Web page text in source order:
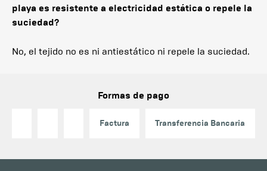
playa es resistente a electricidad estática o repele la
suciedad?
No, el tejido no es ni antiestático ni repele la suciedad.
Formas de pago
Factura Transferencia Bancaria